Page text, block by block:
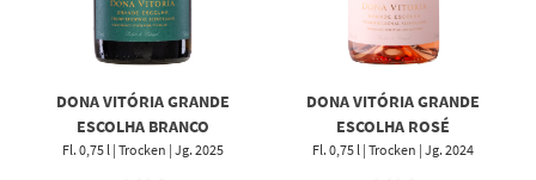
DONA VITÓRIA GRANDE
ESCOLHA BRANCO
Fl. 0,75 l | Trocken | Jg. 2025
DONA VITÓRIA GRANDE
ESCOLHA ROSÉ
Fl. 0,75 l | Trocken | Jg. 2024